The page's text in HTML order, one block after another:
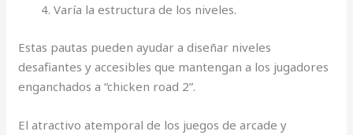
Varía la estructura de los niveles.
Estas pautas pueden ayudar a diseñar niveles
desafiantes y accesibles que mantengan a los jugadores
enganchados a “chicken road 2”.
El atractivo atemporal de los juegos de arcade y